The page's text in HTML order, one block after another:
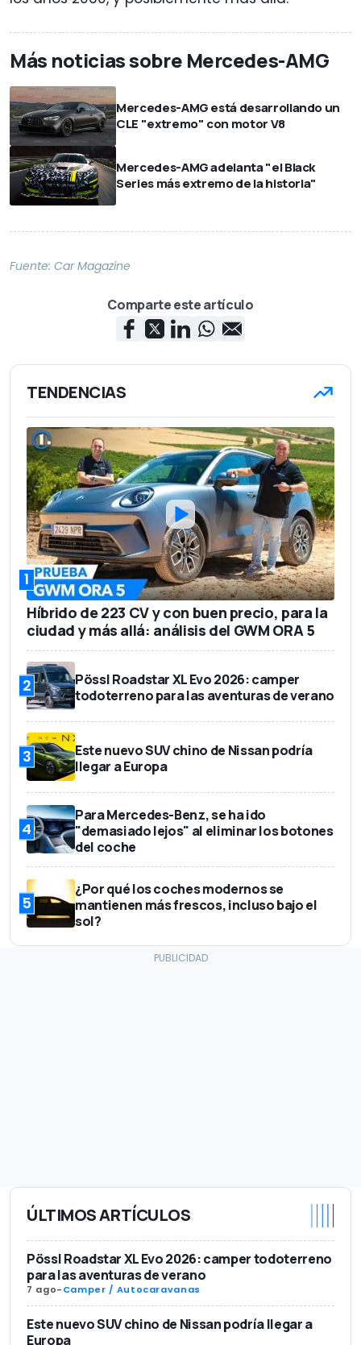
Más noticias sobre Mercedes-AMG
Mercedes-AMG está desarrollando un
CLE "extremo" con motor V8
Mercedes-AMG adelanta "el Black
Series más extremo de la historia"
Fuente: Car Magazine
Comparte este artículo
TENDENCIAS
1
Híbrido de 223 CV y con buen precio, para la
ciudad y más allá: análisis del GWM ORA 5
2
Pössl Roadstar XL Evo 2026: camper
todoterreno para las aventuras de verano
3
Este nuevo SUV chino de Nissan podría
llegar a Europa
4
Para Mercedes-Benz, se ha ido
"demasiado lejos" al eliminar los botones
del coche
5
¿Por qué los coches modernos se
mantienen más frescos, incluso bajo el
sol?
ÚLTIMOS ARTÍCULOS
Pössl Roadstar XL Evo 2026: camper todoterreno
para las aventuras de verano
7 ago-Camper / Autocaravanas
Este nuevo SUV chino de Nissan podría llegar a
Europa